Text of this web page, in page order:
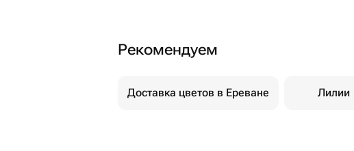
Рекомендуем
Доставка цветов в Ереване Лилии